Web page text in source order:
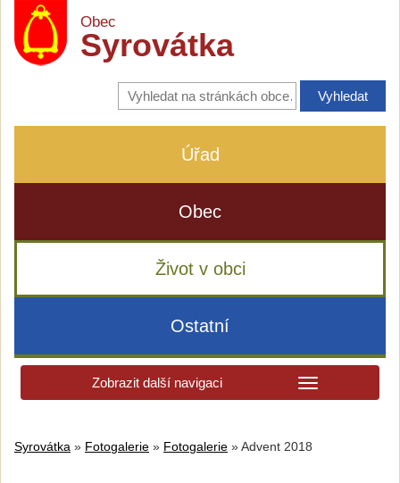
Obec
Syrovátka
Vyhledávání
na
stránkách
Úřad
Obec
Život v obci
Ostatní
Zobrazit další navigaci
Syrovátka » Fotogalerie » Fotogalerie » Advent 2018